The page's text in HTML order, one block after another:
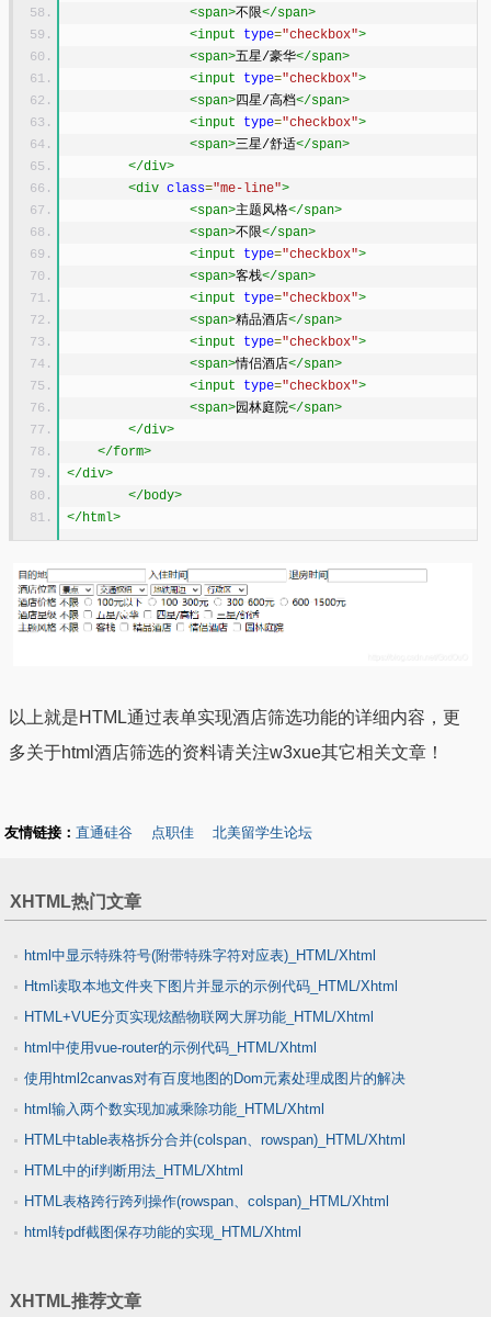
<span>不限</span>
<input
type="checkbox">
<span>五星/豪华</span>
<input
type="checkbox">
<span>四星/高档</span>
<input
type="checkbox">
<span>三星/舒适</span>
</div>
<div class="me-line">
<span>主题风格</span>
<span>不限</span>
<input
type="checkbox">
<span>客栈</span>
<input
type="checkbox">
<span>精品酒店</span>
<input
type="checkbox">
<span>情侣酒店</span>
<input
type="checkbox">
<span>园林庭院</span>
</div>
</form>
</div>
</body>
</html>
以上就是HTML通过表单实现酒店筛选功能的详细内容，更
多关于html酒店筛选的资料请关注w3xue其它相关文章！
友情链接： 直通硅谷 点职佳 北美留学生论坛
XHTML热门文章
html中显示特殊符号(附带特殊字符对应表)_HTML/Xhtml
Html读取本地文件夹下图片并显示的示例代码_HTML/Xhtml
HTML+VUE分页实现炫酷物联网大屏功能_HTML/Xhtml
html中使用vue-router的示例代码_HTML/Xhtml
使用html2canvas对有百度地图的Dom元素处理成图片的解决
_HTML/Xhtml
html输入两个数实现加减乘除功能_HTML/Xhtml
HTML中table表格拆分合并(colspan、rowspan)_HTML/Xhtml
HTML中的if判断用法_HTML/Xhtml
HTML表格跨行跨列操作(rowspan、colspan)_HTML/Xhtml
html转pdf截图保存功能的实现_HTML/Xhtml
XHTML推荐文章